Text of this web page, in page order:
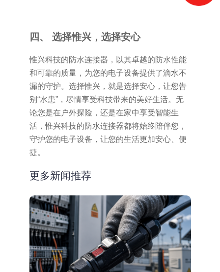
四、 选择惟兴，选择安心
惟兴科技的防水连接器，以其卓越的防水性能
和可靠的质量，为您的电子设备提供了滴水不
漏的守护。选择惟兴，就是选择安心，让您告
别“水患”，尽情享受科技带来的美好生活。无
论您是在户外探险，还是在家中享受智能生
活，惟兴科技的防水连接器都将始终陪伴您，
守护您的电子设备，让您的生活更加安心、便
捷。
更多新闻推荐